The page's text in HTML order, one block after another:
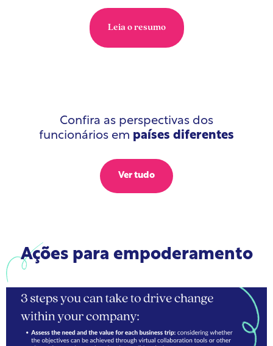
Leia o resumo
Confira as perspectivas dos
funcionários em países diferentes
Ver tudo
Ações para empoderamento